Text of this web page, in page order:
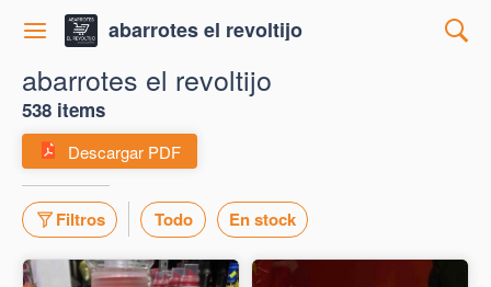
abarrotes el revoltijo
abarrotes el revoltijo
538 items
Descargar PDF
Filtros Todo En stock